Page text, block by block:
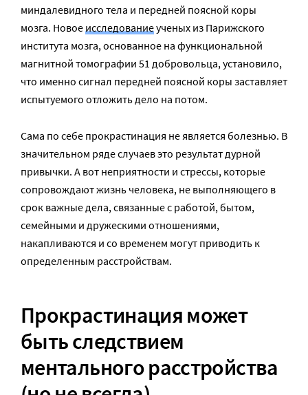
миндалевидного тела и передней поясной коры
мозга. Новоеисследованиеученых из Парижского
института мозга, основанное на функциональной
магнитной томографии 51 добровольца, установило,
что именно сигнал передней поясной коры заставляет
испытуемого отложить дело на потом.
Сама по себе прокрастинация не является болезнью. В
значительном ряде случаев это результат дурной
привычки. А вот неприятности и стрессы, которые
сопровождают жизнь человека, не выполняющего в
срок важные дела, связанные с работой, бытом,
семейными и дружескими отношениями,
накапливаются и со временем могут приводить к
определенным расстройствам.
Прокрастинация может
быть следствием
ментального расстройства